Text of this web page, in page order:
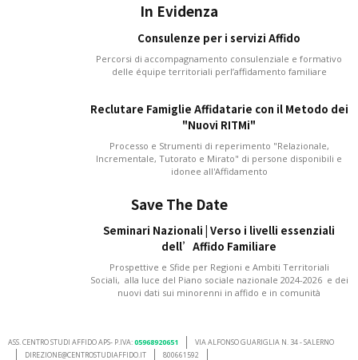
In Evidenza
Consulenze per i servizi Affido
Percorsi di accompagnamento consulenziale e formativo
delle équipe territoriali perl’affidamento familiare
Reclutare Famiglie Affidatarie con il Metodo dei
"Nuovi RITMi"
Processo e Strumenti di reperimento "Relazionale,
Incrementale, Tutorato e Mirato" di persone disponibili e
idonee all'Affidamento
Save The Date
Seminari Nazionali | Verso i livelli essenziali
dell’Affido Familiare
Prospettive e Sfide per Regioni e Ambiti Territoriali
Sociali, alla luce del Piano sociale nazionale 2024-2026 e dei
nuovi dati sui minorenni in affido e in comunità
ASS. CENTRO STUDI AFFIDO APS- P.IVA:05968920651
VIA ALFONSO GUARIGLIA N. 34 - SALERNO
DIREZIONE@CENTROSTUDIAFFIDO.IT
800661592